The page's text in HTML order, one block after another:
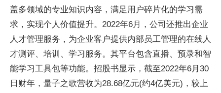
盖多领域的专业知识内容，满足用户碎片化的学习需
求，实现个人价值提升。2022年6月，公司还推出企业
人才管理服务，为企业客户提供内部员工管理的在线人
才测评、培训、学习服务。其平台包含直播、预录和智
能学习工具包等功能。招股书显示，截至2022年6月30
日财年，量子之歌营收为28.68亿元(约4亿美元)，较上